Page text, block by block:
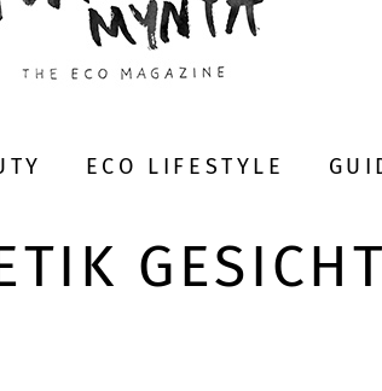
ECO LIFESTYLE